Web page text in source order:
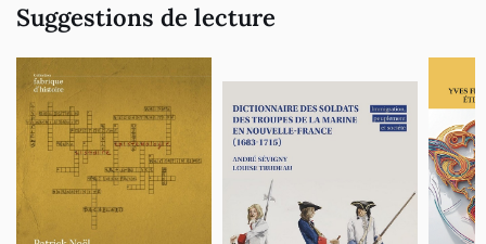
Suggestions de lecture